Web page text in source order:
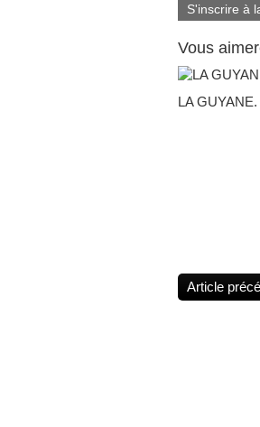
S'inscrire à
Vous
LA GUYANE.
Article